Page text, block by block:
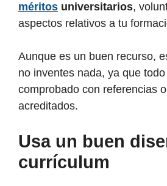
méritos universitarios,
aspectos relativos a tu
Aunque es un buen recurso,
no inventes nada, ya que
comprobado con referencias
acreditados.
Usa un buen
currículum